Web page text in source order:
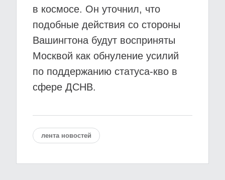
в космосе. Он уточнил, что
подобные действия со стороны
Вашингтона будут восприняты
Москвой как обнуление усилий
по поддержанию статуса-кво в
сфере ДСНВ.
лента новостей